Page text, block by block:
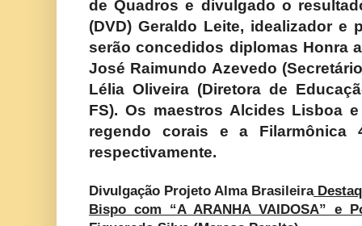
de Quadros e divulgado o
(DVD) Geraldo Leite, idealizador e
serão concedidos diplomas Honra
José Raimundo Azevedo
Lélia Oliveira (Diretora de
FS). Os maestros Alcides Lisboa
regendo corais e a Filarmônica
respectivamente.
Divulgação Projeto Alma Brasileira
Bispo com “A ARANHA VAIDOSA” e